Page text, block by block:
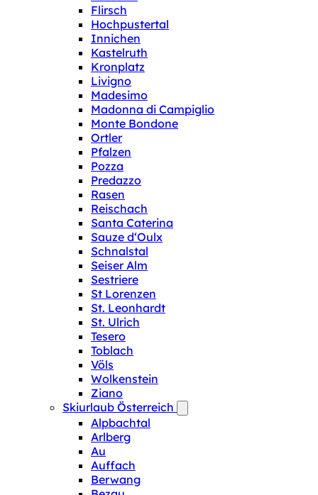
Flirsch
Hochpustertal
Innichen
Kastelruth
Kronplatz
Livigno
Madesimo
Madonna di Campiglio
Monte Bondone
Ortler
Pfalzen
Pozza
Predazzo
Rasen
Reischach
Santa Caterina
Sauze d‘Oulx
Schnalstal
Seiser Alm
Sestriere
St Lorenzen
St. Leonhardt
St. Ulrich
Tesero
Toblach
Völs
Wolkenstein
Ziano
Skiurlaub Österreich
Alpbachtal
Arlberg
Au
Auffach
Berwang